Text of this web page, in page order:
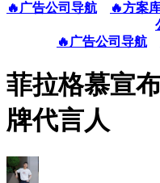
🔥广告公司导航 🔥方案
🔥广告公司导航
菲拉格慕宣
牌代言人